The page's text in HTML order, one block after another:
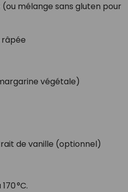
mélange sans gluten pour
râpée
végétale)
de vanille (optionnel)
°C.